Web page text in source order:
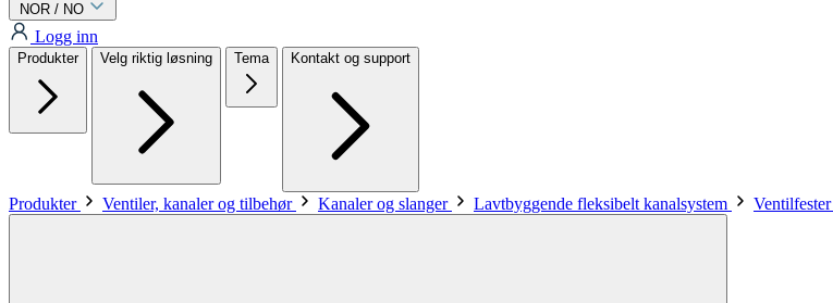
NOR / NO
Logg inn
Produkter Velg riktig løsning Tema Kontakt og support
Produkter Ventiler, kanaler og tilbehør Kanaler og slanger Lavtbyggende fleksibelt kanalsystem Ventilfester